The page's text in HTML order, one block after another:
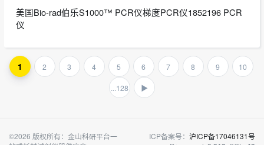
美国Bio-rad伯乐S1000™ PCR仪梯度PCR仪1852196 PCR
仪
1 2 3 4 5 6 7 8 9 10
...128 ▶
©2026 版权所有：金山科研平台一
ICP备案号： 沪ICP备17046131号